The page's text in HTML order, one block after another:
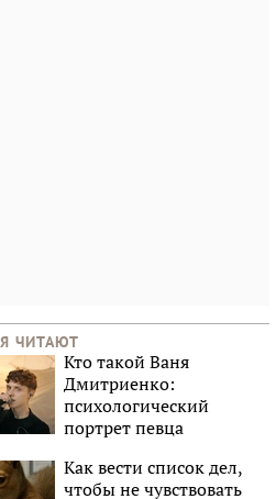
ЧИТАЮТ
Кто такой Ваня
Дмитриенко:
психологический
портрет певца
Как вести список дел,
чтобы не чувствовать